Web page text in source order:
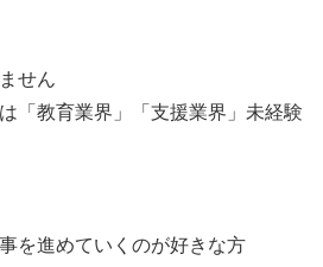
せん
「教育業界」「支援業界」未経験
を進めていくのが好きな方